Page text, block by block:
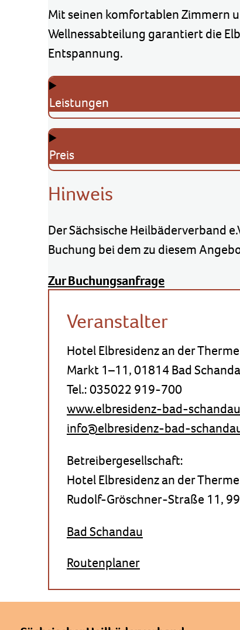
Mit seinen komfortablen Zimmern
Wellnessabteilung garantiert die
Entspannung.
Leistungen
Preis
Hinweis
Der Sächsische Heilbäderverband
Buchung bei dem zu diesem
Zur Buchungsanfrage
Veranstalter
Hotel Elbresidenz an der
Markt 1–11, 01814 Bad
Tel.: 035022 919-700
www.elbresidenz-bad-
info@elbresidenz-bad-
Betreibergesellschaft:
Hotel Elbresidenz an der
Rudolf-Gröschner-Straße 11,
Bad Schandau
Routenplaner